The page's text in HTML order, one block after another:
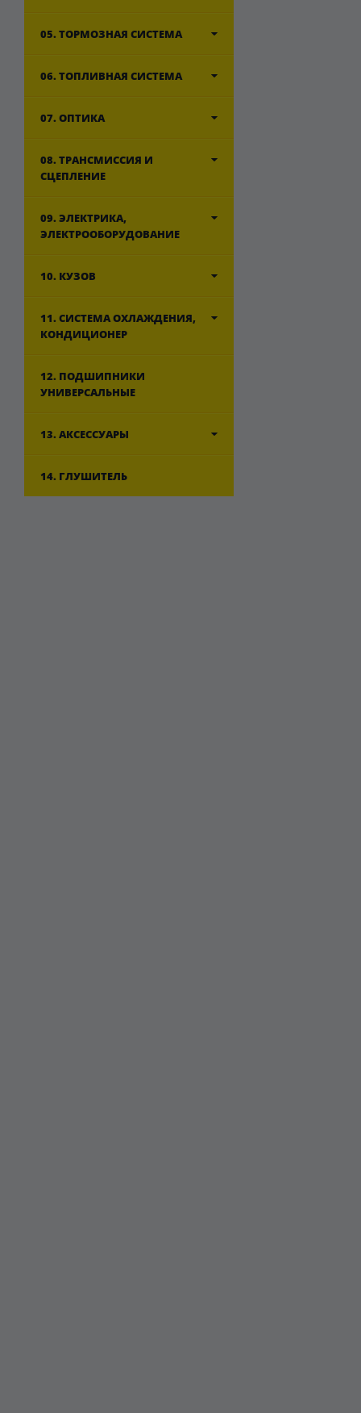
05. ТОРМОЗНАЯ СИСТЕМА
06. ТОПЛИВНАЯ СИСТЕМА
07. ОПТИКА
08. ТРАНСМИССИЯ И
СЦЕПЛЕНИЕ
09. ЭЛЕКТРИКА,
ЭЛЕКТРООБОРУДОВАНИЕ
10. КУЗОВ
11. СИСТЕМА ОХЛАЖДЕНИЯ,
КОНДИЦИОНЕР
12. ПОДШИПНИКИ
УНИВЕРСАЛЬНЫЕ
13. АКСЕССУАРЫ
14. ГЛУШИТЕЛЬ